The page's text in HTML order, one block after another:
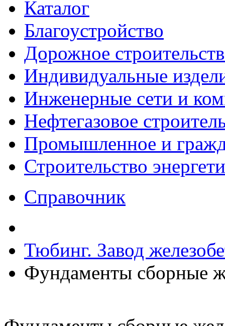
Каталог
Благоустройство
Дорожное
Индивидуальные
Инженерные сети и
Нефтегазовое
Промышленное и
Строительство
Справочник
Тюбинг. Завод
Фундаменты сборные